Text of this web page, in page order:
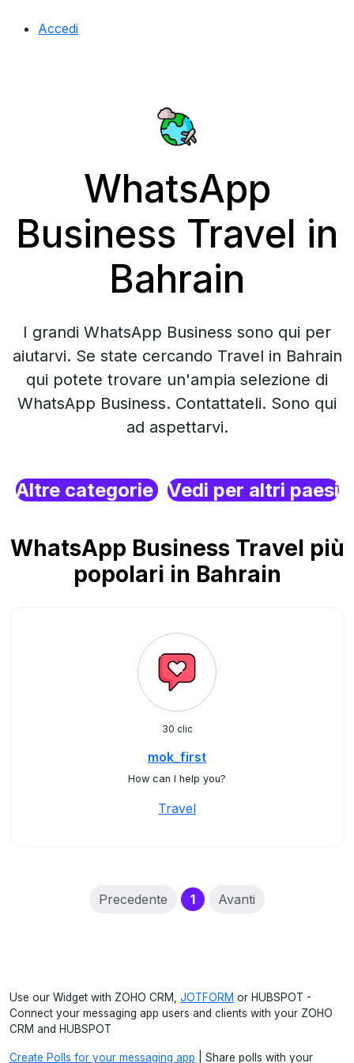
Accedi
WhatsApp
Business Travel in
Bahrain
I grandi WhatsApp Business sono qui per
aiutarvi. Se state cercando Travel in Bahrain
qui potete trovare un'ampia selezione di
WhatsApp Business. Contattateli. Sono qui
ad aspettarvi.
Altre categorie Vedi per altri paesi
WhatsApp Business Travel più
popolari in Bahrain
30 clic
mok_first
How can I help you?
Travel
Precedente 1(current)
Avanti
Use our Widget with ZOHO CRM, JOTFORM or HUBSPOT -
Connect your messaging app users and clients with your ZOHO
CRM and HUBSPOT
Create Polls for your messaging app | Share polls with your